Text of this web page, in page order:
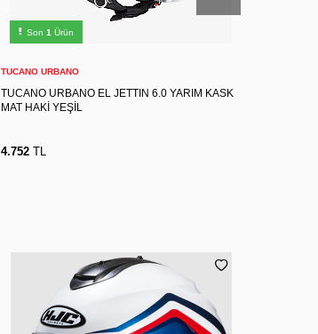
Son 1 Ürün
XXL XS
Sepete Ekle
TUCANO URBANO
TUCANO URBANO EL JETTIN 6.0 YARIM KASK
MAT HAKİ YEŞİL
4.752 TL